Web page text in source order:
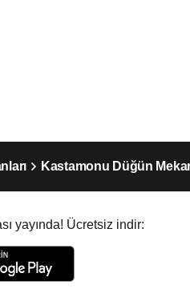
Kastamonu Düğün
yayında! Ücretsiz indir: